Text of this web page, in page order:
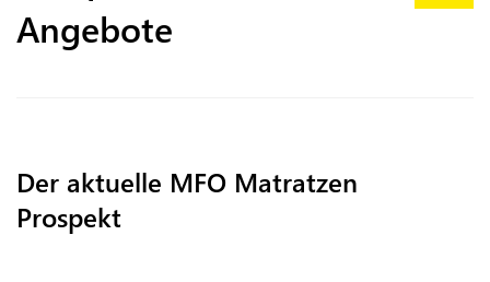
Angebote
Der aktuelle MFO Matratzen
Prospekt